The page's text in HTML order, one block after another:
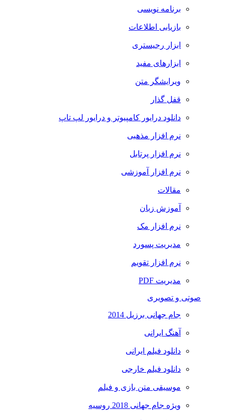
برنامه نویسی
بازیابی اطلاعات
ابزار رجیستری
ابزارهای مفید
ویرایشگر متن
قفل گذار
دانلود درایور کامپیوتر و درایور لپ تاپ
نرم افزار مذهبی
نرم افزار پرتابل
نرم افزار آموزشی
مقالات
آموزش زبان
نرم افزار مک
مدیریت پسورد
نرم افزار تقویم
مدیریت PDF
صوتی و تصویری
جام جهانی برزیل 2014
آهنگ ایرانی
دانلود فیلم ایرانی
دانلود فیلم خارجی
موسیقی متن بازی و فیلم
ویژه جام جهانی 2018 روسیه